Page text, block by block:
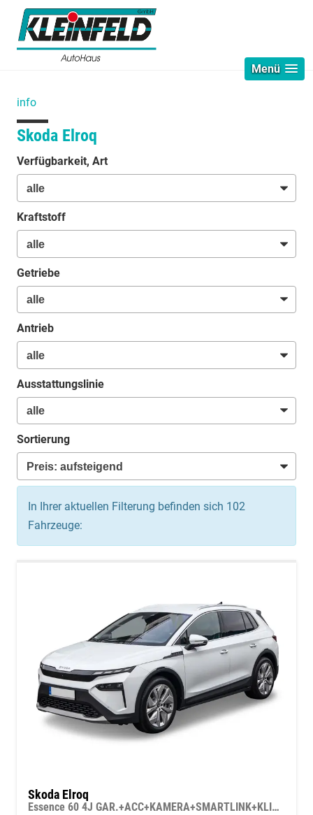
Menü
info
Skoda Elroq
Verfügbarkeit, Art
Kraftstoff
Getriebe
Antrieb
Ausstattungslinie
Sortierung
In Ihrer aktuellen Filterung befinden sich 102
Fahrzeuge:
Skoda Elroq
Essence 60 4J GAR.+ACC+KAMERA+SMARTLINK+KLIMA+LED